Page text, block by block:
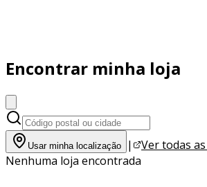
Encontrar minha loja
Usar minha localização |
Ver todas
Nenhuma loja encontrada